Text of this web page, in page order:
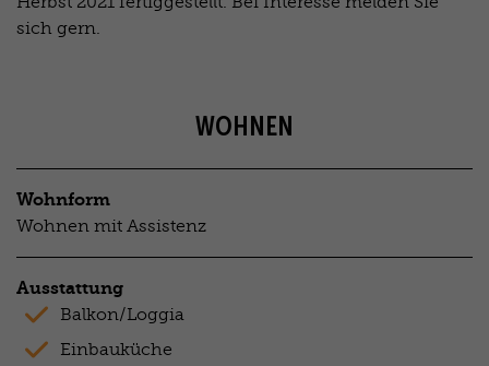
sich gern.
WOHNEN
Wohnform
Wohnen mit Assistenz
Ausstattung
Balkon/Loggia
Einbauküche